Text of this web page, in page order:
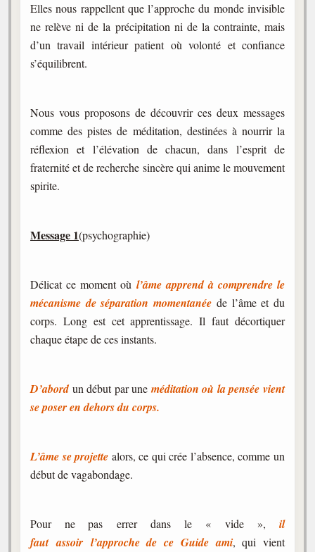
Elles nous rappellent que l’approche du monde invisible
ne relève ni de la précipitation ni de la contrainte, mais
d’un travail intérieur patient où volonté et confiance
s’équilibrent.
Nous vous proposons de découvrir ces deux messages
comme des pistes de méditation, destinées à nourrir la
réflexion et l’élévation de chacun, dans l’esprit de
fraternité et de recherche sincère qui anime le mouvement
spirite.
Message 1(psychographie)
Délicat ce moment où l’âme apprend à comprendre le
mécanisme de séparation momentanée de l’âme et du
corps. Long est cet apprentissage. Il faut décortiquer
chaque étape de ces instants.
D’abordun début par une méditation où la pensée vient
se poser en dehors du corps.
L’âme se projette alors, ce qui crée l’absence, comme un
début de vagabondage.
Pour ne pas errer dans le « vide », il
faut assoir l’approche de ce Guide ami, qui vient